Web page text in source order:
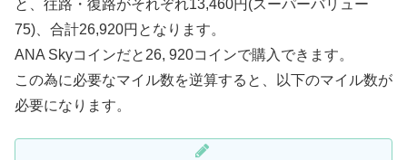
と、往路・復路がそれぞれ13,460円(スーパーバリュー
75)、合計26,920円となります。
ANA Skyコインだと26, 920コインで購入できます。
この為に必要なマイル数を逆算すると、以下のマイル数が
必要になります。